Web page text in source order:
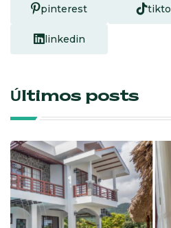
pinterest
linkedin
Últimos posts